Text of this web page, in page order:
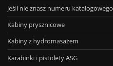
jeśli nie znasz numeru katalogowego
Kabiny prysznicowe
Kabiny z hydromasażem
Karabinki i pistolety ASG